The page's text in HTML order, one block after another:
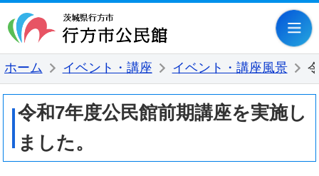
行方市公
ホーム イベント・講座 イベント・講座風景
令和7年度公民館前期講座を実施し
ました。